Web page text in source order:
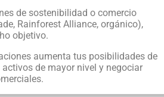
de sostenibilidad o comercio
Rainforest Alliance, orgánico),
objetivo.
aumenta tus posibilidades de
de mayor nivel y negociar